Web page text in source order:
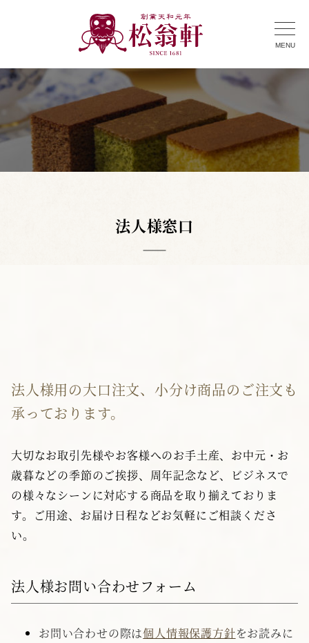
MENU
法人様窓口
法人様用の大口注文、小分け商品のご注文も
承っております。
大切なお取引先様やお客様へのお手土産、お中元・お
歳暮などの季節のご挨拶、周年記念など、ビジネスで
の様々なシーンに対応する商品を取り揃えておりま
す。ご用途、お届け日程などお気軽にご相談くださ
い。
法人様お問い合わせフォーム
お問い合わせの際は個人情報保護方針をお読みに